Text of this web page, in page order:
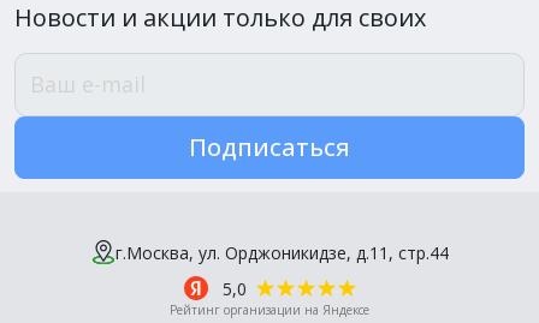
Новости и акции только для своих
Подписаться
г.Москва, ул. Орджоникидзе, д.11, стр.44
5,0
Рейтинг организации на Яндексе